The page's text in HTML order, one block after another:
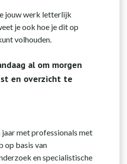
jouw werk letterlijk
je ook hoe je dit op
volhouden.
al om morgen
en overzicht te
met professionals met
op basis van
en specialistische